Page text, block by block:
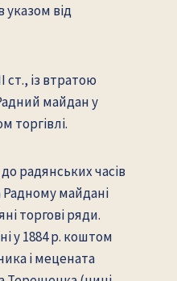
указом від
ст., із втратою
майдан у
торгівлі.
радянських часів
Радному майдані
торгові ряди.
у 1884 р. коштом
і мецената